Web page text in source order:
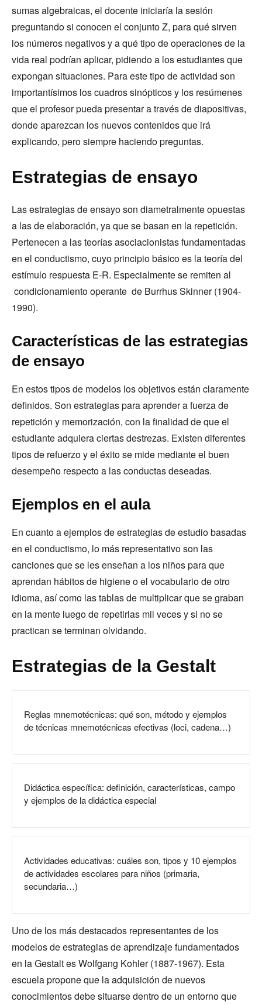
sumas algebraicas, el docente iniciaría la sesión
preguntando si conocen el conjunto Z, para qué sirven
los números negativos y a qué tipo de operaciones de la
vida real podrían aplicar, pidiendo a los estudiantes que
expongan situaciones. Para este tipo de actividad son
importantísimos los cuadros sinópticos y los resúmenes
que el profesor pueda presentar a través de diapositivas,
donde aparezcan los nuevos contenidos que irá
explicando, pero siempre haciendo preguntas.
Estrategias de ensayo
Las estrategias de ensayo son diametralmente opuestas
a las de elaboración, ya que se basan en la repetición.
Pertenecen a las teorías asociacionistas fundamentadas
en el conductismo, cuyo principio básico es la teoría del
estímulo respuesta E-R. Especialmente se remiten al
condicionamiento operante de Burrhus Skinner (1904-
1990).
Características de las estrategias
de ensayo
En estos tipos de modelos los objetivos están claramente
definidos. Son estrategias para aprender a fuerza de
repetición y memorización, con la finalidad de que el
estudiante adquiera ciertas destrezas. Existen diferentes
tipos de refuerzo y el éxito se mide mediante el buen
desempeño respecto a las conductas deseadas.
Ejemplos en el aula
En cuanto a ejemplos de estrategias de estudio basadas
en el conductismo, lo más representativo son las
canciones que se les enseñan a los niños para que
aprendan hábitos de higiene o el vocabulario de otro
idioma, así como las tablas de multiplicar que se graban
en la mente luego de repetirlas mil veces y si no se
practican se terminan olvidando.
Estrategias de la Gestalt
Reglas mnemotécnicas: qué son, método y ejemplos
de técnicas mnemotécnicas efectivas (loci, cadena…)
Didáctica específica: definición, características, campo
y ejemplos de la didáctica especial
Actividades educativas: cuáles son, tipos y 10 ejemplos
de actividades escolares para niños (primaria,
secundaria…)
Uno de los más destacados representantes de los
modelos de estrategias de aprendizaje fundamentados
en la Gestalt es Wolfgang Kohler (1887-1967). Esta
escuela propone que la adquisición de nuevos
conocimientos debe situarse dentro de un entorno que